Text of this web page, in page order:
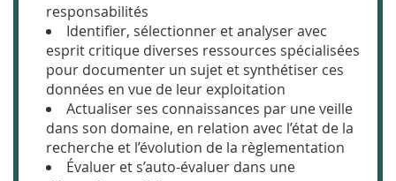
responsabilités
Identifier, sélectionner et analyser avec
esprit critique diverses ressources spécialisées
pour documenter un sujet et synthétiser ces
données en vue de leur exploitation
Actualiser ses connaissances par une veille
dans son domaine, en relation avec l’état de la
recherche et l’évolution de la règlementation
Évaluer et s’auto-évaluer dans une